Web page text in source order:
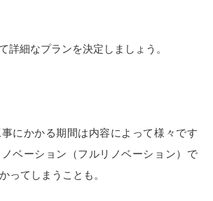
詳細なプランを決定しましょう。
にかかる期間は内容によって様々です
ベーション（フルリノベーション）で
ってしまうことも。